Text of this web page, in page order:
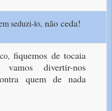
seduzi-lo, não ceda!
fiquemos de tocaia
vamos divertir-nos
quem de nada